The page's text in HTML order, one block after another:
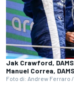
Jak Crawford,
Manuel Correa, DAMS
Foto di: Andrew Ferraro